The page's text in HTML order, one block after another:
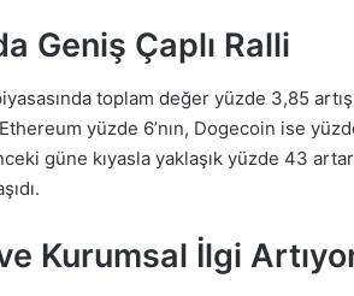
Geniş Çaplı Ralli
toplam değer yüzde 3,85
yüzde 6’nın, Dogecoin ise
güne kıyasla yaklaşık yüzde 43
Kurumsal İlgi